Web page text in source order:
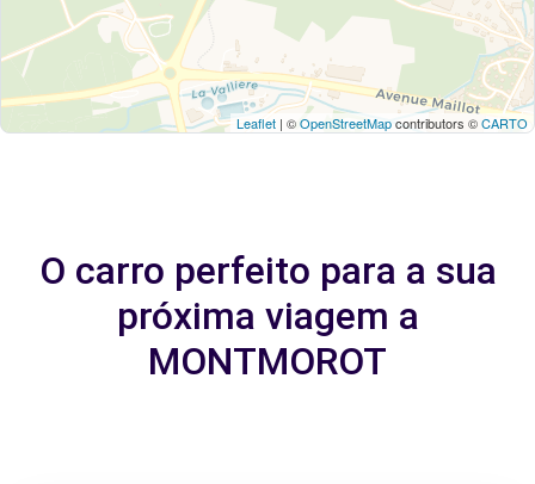
Leaflet | ©OpenStreetMapcontributors ©CARTO
O carro perfeito para a sua
próxima viagem a
MONTMOROT